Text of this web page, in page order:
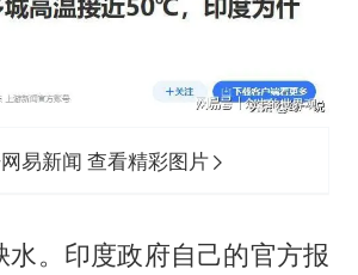
易新闻 查看精彩图片
水。印度政府自己的官方报